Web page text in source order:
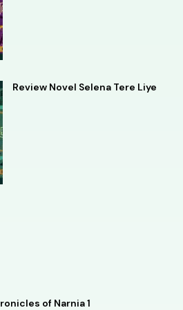
Review Novel Selena Tere Liye
of Narnia 1